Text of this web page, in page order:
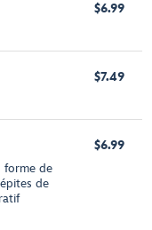
$6.99
$7.49
forme de
de
$6.99